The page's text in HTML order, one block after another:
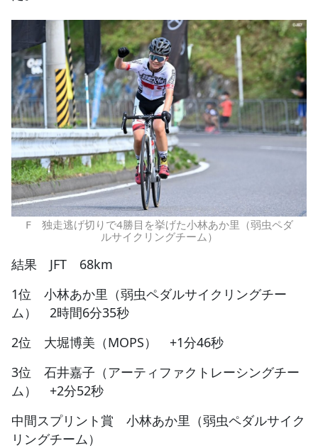
F 独走逃げ切りで4勝目を挙げた小林あか里（弱虫ペダ
ルサイクリングチーム）
結果 JFT 68km
1位 小林あか里（弱虫ペダルサイクリングチー
ム） 2時間6分35秒
2位 大堀博美（MOPS） +1分46秒
3位 石井嘉子（アーティファクトレーシングチー
ム） +2分52秒
中間スプリント賞 小林あか里（弱虫ペダルサイク
リングチーム）